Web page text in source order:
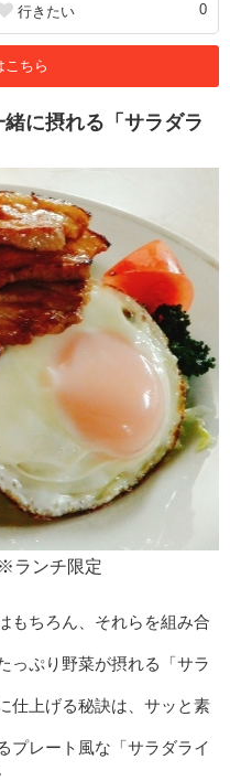
行きたい 0
こちら
に摂れる「サラダラ
ランチ限定
もちろん、それらを組み合
っぷり野菜が摂れる「サラ
仕上げる秘訣は、サッと素
プレート風な「サラダライ